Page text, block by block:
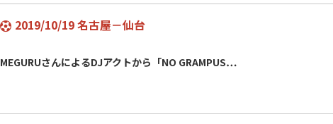
2019/10/19 名古屋－仙台
MEGURUさんによるDJアクトから「NO GRAMPUS…